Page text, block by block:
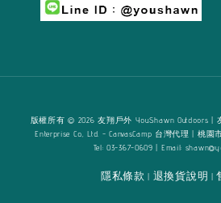
版權所有 © 2026 友翔戶外 YouShawn Outdoors |
Enterprise Co., Ltd. - CanvasCamp 台灣代理 | 桃園
Tel: 03-367-0609 | Email:
隱私條款 退換貨說明 |